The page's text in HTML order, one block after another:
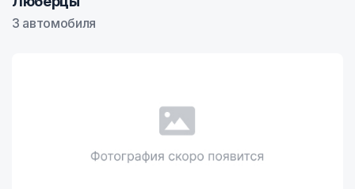
3 автомобиля